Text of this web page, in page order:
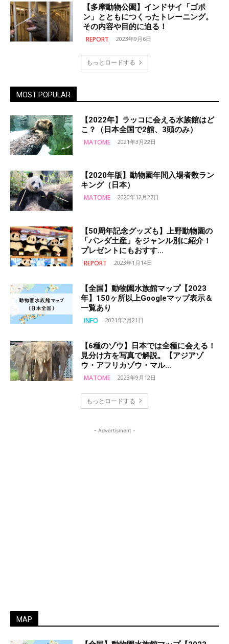
【多摩動物公園】インドサイ「ゴポ
ン」とともにつくったトレーニング。
その内容や目的に迫る！
REPORT 2023年9月6日
もっとロードする
MOST POPULAR
【2022年】ラッコに会える水族館はど
こ？（日本全国で2館、3頭のみ）
MATOME 2021年3月22日
【2020年版】動物園年間入場者数ラン
キング（日本）
MATOME 2020年12月27日
【50周年記念グッズも】上野動物園の
「パンダ土産」をジャンル別に紹介！
プレゼントにもおすす...
REPORT 2023年1月14日
【全国】動物園水族館マップ【2023
年】150ヶ所以上Googleマップ表示＆
一覧あり
INFO 2021年2月21日
【6種のゾウ】日本では全種に会える！
見分け方を写真で解説。【アジアゾ
ウ・アフリカゾウ・マル...
MATOME 2023年9月12日
もっとロードする
- Advertisment -
MAP